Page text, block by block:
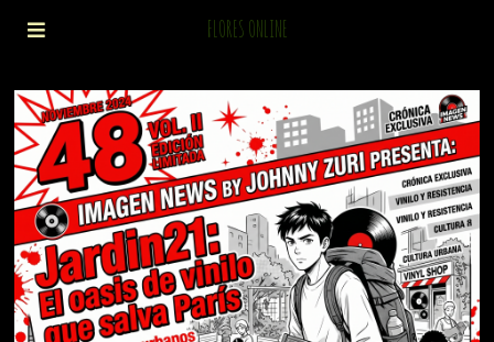
FLORES ONLINE